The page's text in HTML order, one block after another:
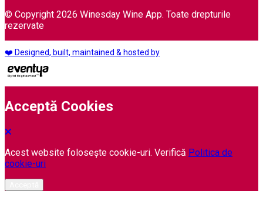
© Copyright 2026 Winesday Wine App. Toate drepturile
rezervate
❤️ Designed, built, maintained & hosted by
Acceptă Cookies
Acest website folosește cookie-uri. Verifică Politica de
cookie-uri